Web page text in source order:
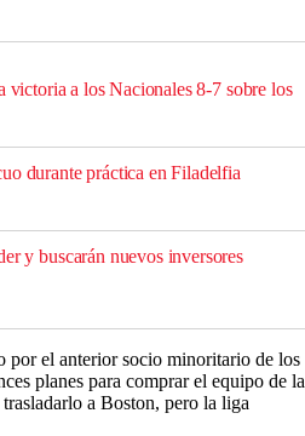
a los Nacionales 8-7 sobre los
durante práctica en Filadelfia
y buscarán nuevos inversores
por el anterior socio minoritario de los
planes para comprar el equipo de la
a Boston, pero la liga